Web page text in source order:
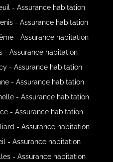
- Assurance habitation
- Assurance habitation
- Assurance habitation
- Assurance habitation
- Assurance habitation
- Assurance habitation
- Assurance habitation
- Assurance habitation
- Assurance habitation
- Assurance habitation
- Assurance habitation